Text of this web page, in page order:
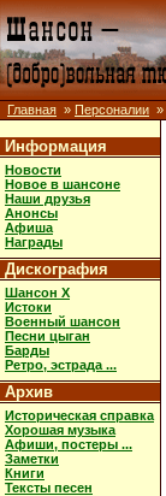
Главная » Персоналии »
Информация
Новости
Новое в шансоне
Наши друзья
Анонсы
Афиша
Награды
Дискография
Шансон X
Истоки
Военный шансон
Песни цыган
Барды
Ретро, эстрада ...
Архив
Историческая справка
Хорошая музыка
Афиши, постеры ...
Заметки
Книги
Тексты песен